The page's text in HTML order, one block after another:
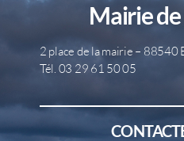
Mairie
2 place de la mairie – 88540
Tél. 03 29 61 50 05